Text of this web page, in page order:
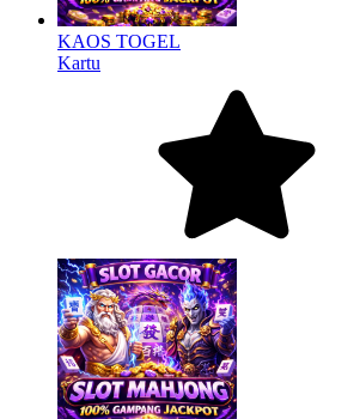
KAOS TOGEL
Kartu